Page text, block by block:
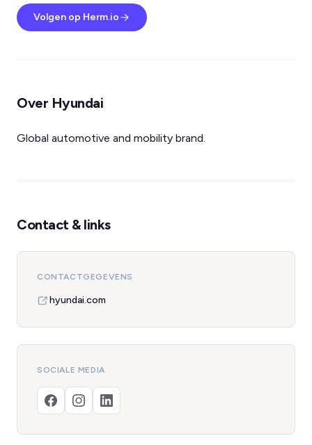
Volgen op Herm.io
Over Hyundai
Global automotive and mobility brand.
Contact & links
CONTACTGEGEVENS
hyundai.com
SOCIALE MEDIA